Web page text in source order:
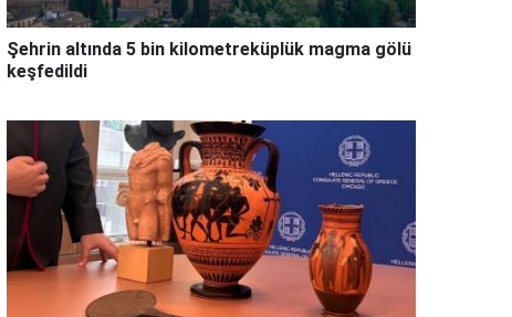
Şehrin altında 5 bin kilometreküplük magma gölü
keşfedildi